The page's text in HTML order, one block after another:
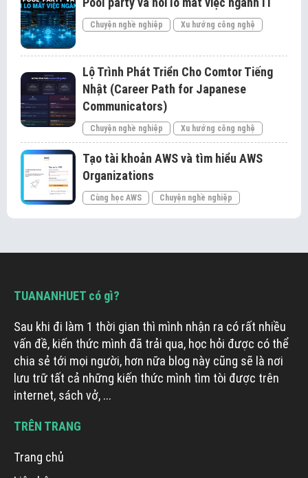
Chuyện nghề nghiệp Xu hướng công nghệ
Lộ Trình Phát Triển Cho Comtor Tiếng
Nhật (Career Path for Japanese
Communicators)
Chuyện nghề nghiệp Xu hướng công nghệ
Tạo tài khoản AWS và tìm hiểu AWS
Organizations
Cùng học AWS Chuyện nghề nghiệp
TUANANHUET có gì?
Sau khi đi làm 1 thời gian thì mình nhận ra có rất nhiều
vấn đề, kiến thức mình đã trải qua, học hỏi được có thể
chia sẻ tới mọi người, hơn nữa blog này cũng sẽ là nơi
lưu trữ tất cả những kiến thức mình tìm tòi được trên
internet, sách vở, ...
TRÊN TRANG
Trang chủ